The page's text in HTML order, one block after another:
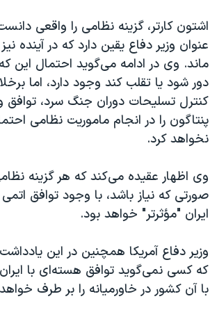
اشتون کارتر، گزینه نظامی را واقعی
عنوان وزیر دفاع یقین دارد که در آینده
ماند. وی در ادامه می‌گوید احتمال این که
دور شود یا تقلب کند وجود دارد، اما
کنترل تسلیحات دوران جنگ سرد، توافق
پنتاگون را در انجام ماموریت نظامی
نخواهد کرد.
وی اظهار عقیده می‌کند که هر گزینه
صورتی که نیاز باشد، با وجود توافق
ایران "مؤثرتر" خواهد بود.
وزیر دفاع آمریکا همچنین در این
که کسی نمی‌گوید توافق هسته‌ای با
با آن کشور در خاورمیانه را بر طرف